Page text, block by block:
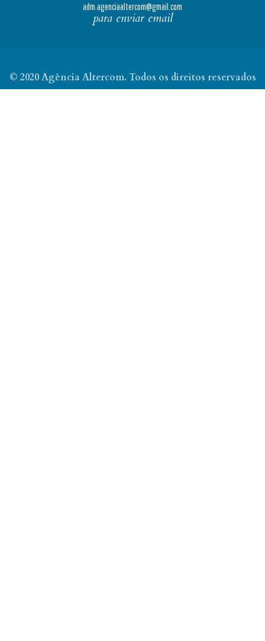
adm.agenciaaltercom@gmail.com
para enviar email
© 2020 Agência Altercom. Todos os direitos reservados